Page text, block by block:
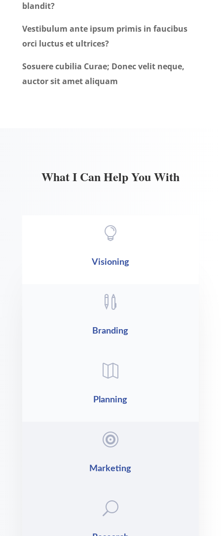
blandit?
Vestibulum ante ipsum primis in faucibus
orci luctus et ultrices?
Sosuere cubilia Curae; Donec velit neque,
auctor sit amet aliquam
What I Can Help You With

Visioning

Branding

Planning

Marketing
U